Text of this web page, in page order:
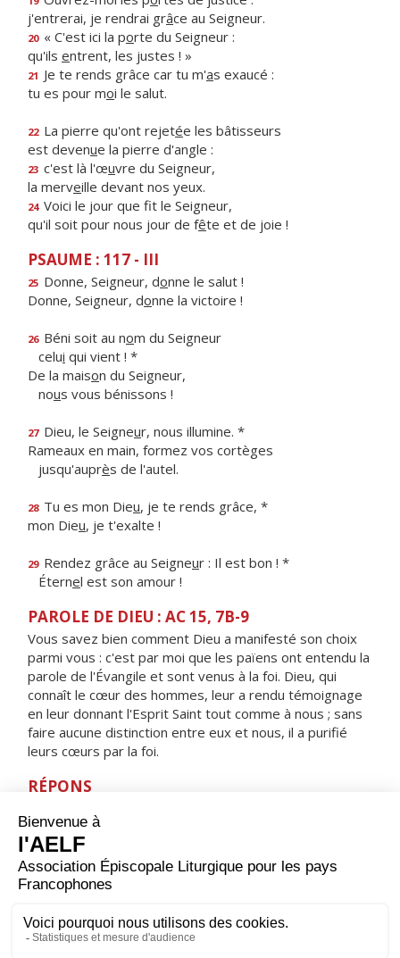
j'entrerai, je rendrai grâce au Seigneur.
20 « C'est ici la porte du Seigneur :
qu'ils entrent, les justes ! »
21 Je te rends grâce car tu m'as exaucé :
tu es pour moi le salut.
22 La pierre qu'ont rejetée les bâtisseurs
est devenue la pierre d'angle :
23 c'est là l'œuvre du Seigneur,
la merveille devant nos yeux.
24 Voici le jour que ft le Seigneur,
qu'il soit pour nous jour de fête et de joie !
PSAUME : 117 - III
25 Donne, Seigneur, donne le salut !
Donne, Seigneur, donne la victoire !
26 Béni soit au nom du Seigneur
celui qui vient ! *
De la maison du Seigneur,
nous vous bénissons !
27 Dieu, le Seigneur, nous illumine. *
Rameaux en main, formez vos cortèges
jusqu'auprès de l'autel.
28 Tu es mon Dieu, je te rends grâce, *
mon Dieu, je t'exalte !
29 Rendez grâce au Seigneur : Il est bon ! *
Éternel est son amour !
PAROLE DE DIEU : AC 15, 7B-9
Vous savez bien comment Dieu a manifesté son choix
parmi vous : c'est par moi que les païens ont entendu la
parole de l'Évangile et sont venus à la foi. Dieu, qui
connaît le cœur des hommes, leur a rendu témoignage
en leur donnant l'Esprit Saint tout comme à nous ; sans
faire aucune distinction entre eux et nous, il a purifié
leurs cœurs par la foi.
RÉPONS
et la Bonne Nouvelle aux limites du monde.
ORAISON
Seigneur, tu nous as donné ce jour de sainte joie pour
ton Église une fidélité parfaite à leur enseignement,
puisqu'elle reçut par eux la première annonce de la foi.